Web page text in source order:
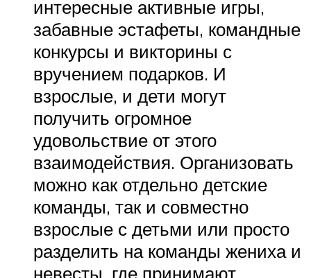
интересные активные игры,
забавные эстафеты, командные
конкурсы и викторины с
вручением подарков. И
взрослые, и дети могут
получить огромное
удовольствие от этого
взаимодействия. Организовать
можно как отдельно детские
команды, так и совместно
взрослые с детьми или просто
разделить на команды жениха и
невесты, где принимают